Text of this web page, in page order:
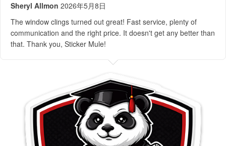
Sheryl Allmon 2026年5月8日
The window clings turned out great! Fast service, plenty of
communication and the right price. It doesn't get any better than
that. Thank you, Sticker Mule!